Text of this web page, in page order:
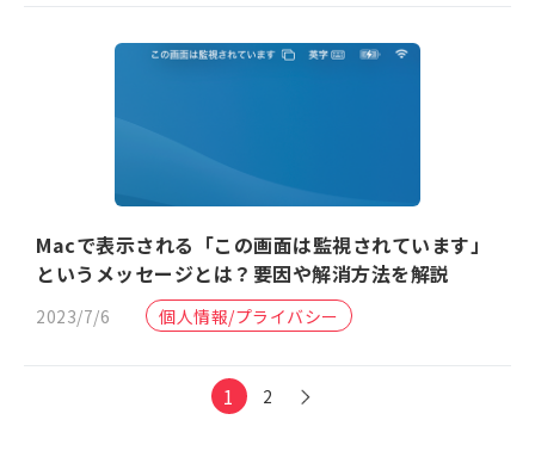
Macで表示される「この画面は監視されています」
というメッセージとは？要因や解消方法を解説
2023/7/6 個人情報/プライバシー
1 2